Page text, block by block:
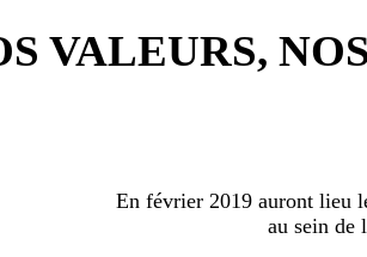
VALEURS,
En février 2019 auront lieu
au sein de